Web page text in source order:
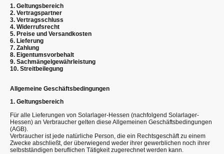
1. Geltungsbereich
2. Vertragspartner
3. Vertragsschluss
4. Widerrufsrecht
5. Preise und Versandkosten
6. Lieferung
7. Zahlung
8. Eigentumsvorbehalt
9. Sachmängelgewährleistung
10. Streitbeilegung
Allgemeine Geschäftsbedingungen
1. Geltungsbereich
Für alle Lieferungen von Solarlager-Hessen (nachfolgend Solarlager-
Hessen) an Verbraucher gelten diese Allgemeinen Geschäftsbedingungen
(AGB).
Verbraucher ist jede natürliche Person, die ein Rechtsgeschäft zu einem
Zwecke abschließt, der überwiegend weder ihrer gewerblichen noch ihrer
selbstständigen beruflichen Tätigkeit zugerechnet werden kann.